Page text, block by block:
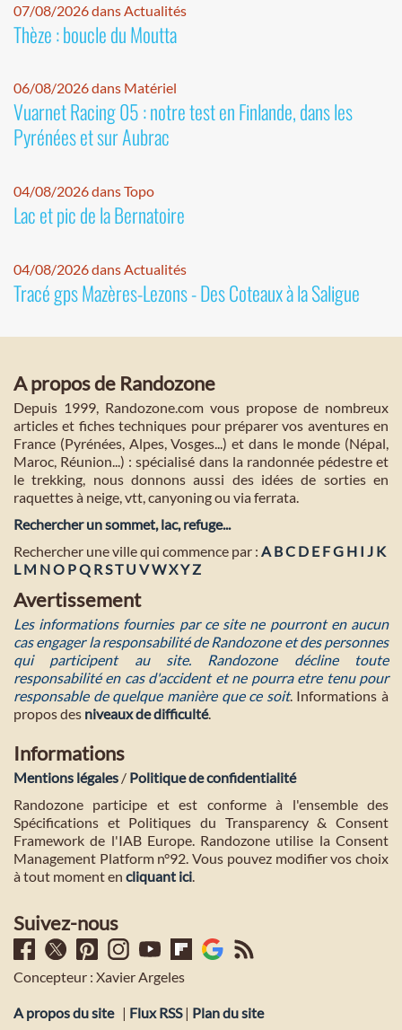
07/08/2026 dans Actualités
Thèze : boucle du Moutta
06/08/2026 dans Matériel
Vuarnet Racing 05 : notre test en Finlande, dans les
Pyrénées et sur Aubrac
04/08/2026 dans Topo
Lac et pic de la Bernatoire
04/08/2026 dans Actualités
Tracé gps Mazères-Lezons - Des Coteaux à la Saligue
A propos de Randozone
Depuis 1999, Randozone.com vous propose de nombreux
articles et fiches techniques pour préparer vos aventures en
France (Pyrénées, Alpes, Vosges...) et dans le monde (Népal,
Maroc, Réunion...) : spécialisé dans la randonnée pédestre et
le trekking, nous donnons aussi des idées de sorties en
raquettes à neige, vtt, canyoning ou via ferrata.
Rechercher un sommet, lac, refuge...
Rechercher une ville qui commence par : A BC D E FG H I J K
L M NO PQ R ST U VWXY Z
Avertissement
Les informations fournies par ce site ne pourront en aucun
cas engager la responsabilité de Randozone et des personnes
qui participent au site. Randozone décline toute
responsabilité en cas d'accident et ne pourra etre tenu pour
responsable de quelque manière que ce soit. Informations à
propos des niveaux de difficulté.
Informations
Mentions légales / Politique de confidentialité
Randozone participe et est conforme à l'ensemble des
Spécifications et Politiques du Transparency & Consent
Framework de l'IAB Europe. Randozone utilise la Consent
Management Platform n°92. Vous pouvez modifier vos choix
à tout moment en cliquant ici
Suivez-nous
Concepteur : Xavier Argeles
A propos du site | Flux RSS| Plan du site